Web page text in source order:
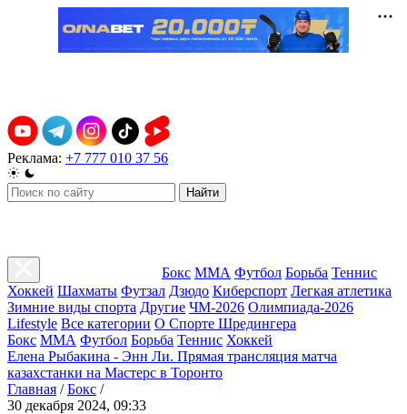
Реклама: +7 777 010 37 56
Найти
Бокс ММА Футбол Борьба Теннис
Хоккей Шахматы Футзал Дзюдо Киберспорт Легкая атлетика
Зимние виды спорта Другие ЧМ-2026 Олимпиада-2026
Lifestyle Все категории О Спорте Шредингера
Бокс ММА Футбол Борьба Теннис Хоккей
Елена Рыбакина - Энн Ли. Прямая трансляция матча
казахстанки на Мастерс в Торонто
Главная / Бокс /
30 декабря 2024, 09:33